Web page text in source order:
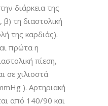
διάρκεια της
τη διαστολική
της καρδιάς).
πρώτα η
πίεση,
σε χιλιοστά
). Αρτηριακή
από 140/90 και